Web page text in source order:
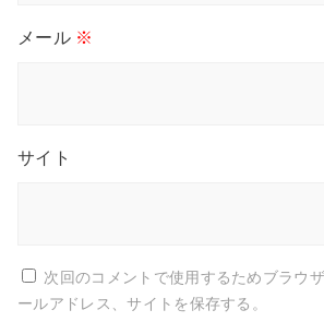
メール ※
サイト
次回のコメントで使用するためブラウ
ールアドレス、サイトを保存する。